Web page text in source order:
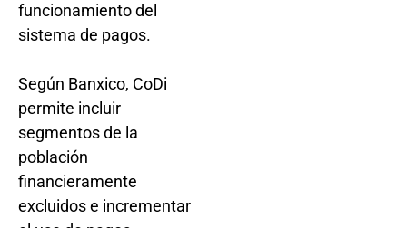
funcionamiento del
sistema de pagos.
Según Banxico, CoDi
permite incluir
segmentos de la
población
financieramente
excluidos e incrementar